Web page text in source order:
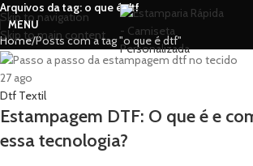
Skip to navigation
Skip to main content
MENU
Arquivos da tag: o que é dtf
Home Posts com a tag "o que é dtf"
27 ago
Dtf Textil
Estampagem DTF: O que é e
essa tecnologia?